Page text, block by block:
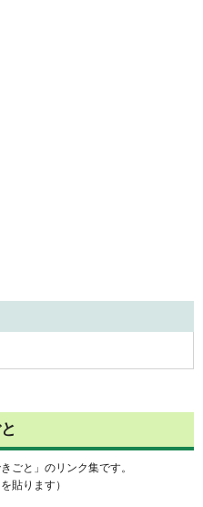
ごと」のリンク集です。
貼ります）